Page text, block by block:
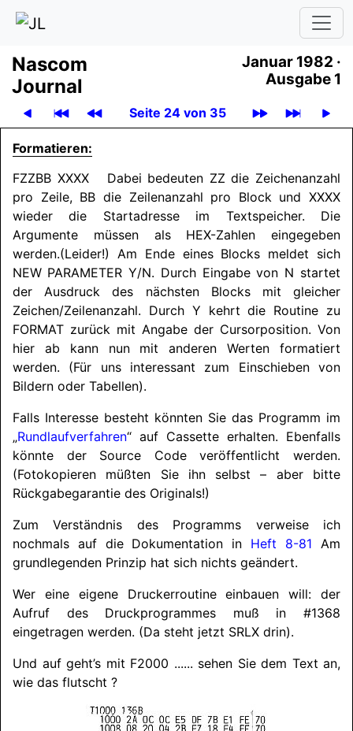
Nascom
Journal
Januar 1982 ·
Ausgabe 1
Seite 24 von 35
Formatieren:
FZZBB XXXX Dabei bedeuten ZZ die Zeichenanzahl
pro Zeile, BB die Zeilenanzahl pro Block und XXXX
wieder die Startadresse im Textspeicher. Die
Argumente müssen als HEX-Zahlen eingegeben
werden.(Leider!) Am Ende eines Blocks meldet sich
NEW PARAMETER Y/N. Durch Eingabe von N startet
der Ausdruck des nächsten Blocks mit gleicher
Zeichen/Zeilenanzahl. Durch Y kehrt die Routine zu
FORMAT zurück mit Angabe der Cursorposition. Von
hier ab kann nun mit anderen Werten formatiert
werden. (Für uns interessant zum Einschieben von
Bildern oder Tabellen).
Falls Interesse besteht könnten Sie das Programm im
„Rundlaufverfahren“ auf Cassette erhalten. Ebenfalls
könnte der Source Code veröffentlicht werden.
(Fotokopieren müßten Sie ihn selbst – aber bitte
Rückgabegarantie des Originals!)
Zum Verständnis des Programms verweise ich
nochmals auf die Dokumentation in Heft 8-81 Am
grundlegenden Prinzip hat sich nichts geändert.
Wer eine eigene Druckerroutine einbauen will: der
Aufruf des Druckprogrammes muß in #1368
eingetragen werden. (Da steht jetzt SRLX drin).
Und auf geht’s mit F2000 ...... sehen Sie dem Text an,
wie das flutscht ?